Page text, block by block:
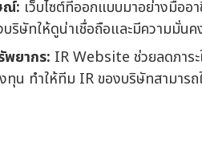
ณ์: เว็บไซต์ที่ออกแบบมาอย่างมืออ
ษัทให้ดูน่าเชื่อถือและมีความมั่นค
พยากร: IR Website ช่วยลดภาร
ทุน ทำให้ทีม IR ของบริษัทสามาร